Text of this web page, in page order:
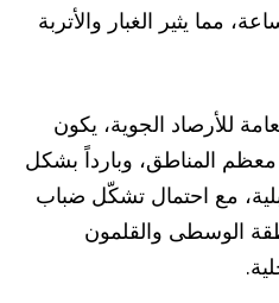
أكثر من 45 كم/ساعة، مما يثير الغبار والأتربة
للأرصاد الجوية، يكون
معظم المناطق، وبارداً بشكل
مع احتمال تشكّل ضباب
الوسطى والقلمون